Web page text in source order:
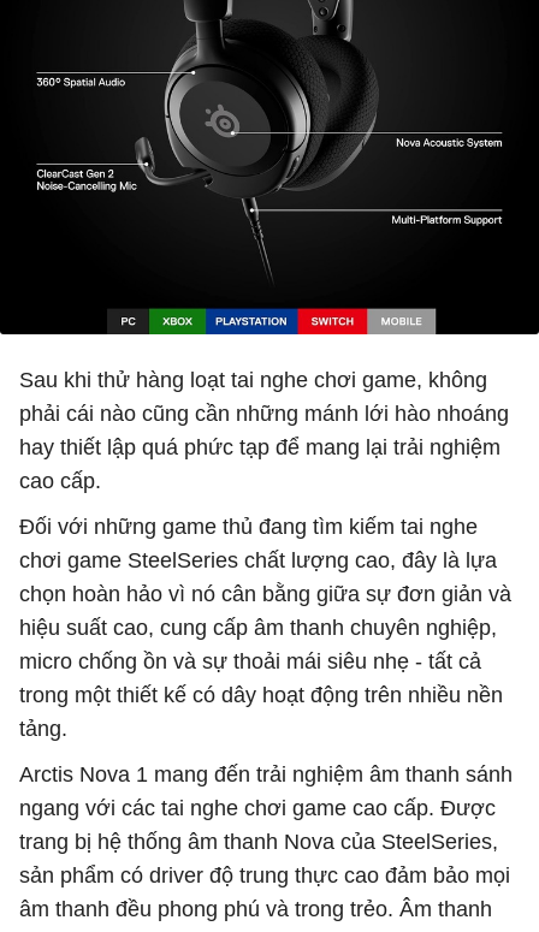
Sau khi thử hàng loạt tai nghe chơi game, không
phải cái nào cũng cần những mánh lới hào nhoáng
hay thiết lập quá phức tạp để mang lại trải nghiệm
cao cấp.
Đối với những game thủ đang tìm kiếm tai nghe
chơi game SteelSeries chất lượng cao, đây là lựa
chọn hoàn hảo vì nó cân bằng giữa sự đơn giản và
hiệu suất cao, cung cấp âm thanh chuyên nghiệp,
micro chống ồn và sự thoải mái siêu nhẹ - tất cả
trong một thiết kế có dây hoạt động trên nhiều nền
tảng.
Arctis Nova 1 mang đến trải nghiệm âm thanh sánh
ngang với các tai nghe chơi game cao cấp. Được
trang bị hệ thống âm thanh Nova của SteelSeries,
sản phẩm có driver độ trung thực cao đảm bảo mọi
âm thanh đều phong phú và trong trẻo. Âm thanh